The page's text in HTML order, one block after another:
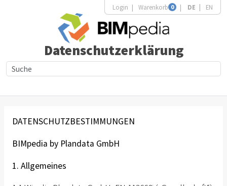
Login Warenkorb 0 DE EN
Datenschutzerklärung
DATENSCHUTZBESTIMMUNGEN
BIMpedia by Plandata GmbH
1. Allgemeines